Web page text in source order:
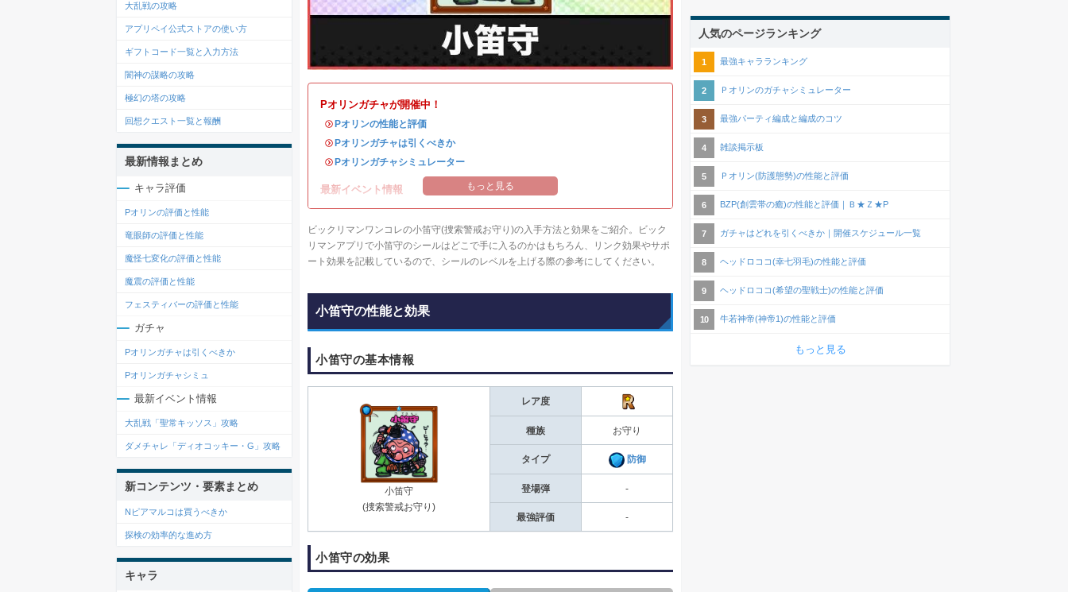
Pオリンガチャが開催中！
・Pオリンの性能と評価
・Pオリンガチャは引くべきか
・Pオリンガチャシミュレーター
最新イベント情報 もっと見る
ビックリマンワンコレの小笛守(捜索警戒お守り)の入手方法と効果をご紹介。ビック
リマンアプリで小笛守のシールはどこで手に入るのかはもちろん、リンク効果やサポ
ート効果を記載しているので、シールのレベルを上げる際の参考にしてください。
小笛守の性能と効果
小笛守の基本情報
小笛守
(捜索警戒お守り)
レア度
種族 お守り
タイプ 防御
登場弾 -
最強評価 -
小笛守の効果
大乱戦の攻略
アプリペイ公式ストアの使い方
ギフトコード一覧と入力方法
闇神の謀略の攻略
極幻の塔の攻略
回想クエスト一覧と報酬
最新情報まとめ
キャラ評価
Pオリンの評価と性能
竜眼師の評価と性能
魔怪七変化の評価と性能
魔震の評価と性能
フェスティバーの評価と性能
ガチャ
Pオリンガチャは引くべきか
Pオリンガチャシミュ
最新イベント情報
大乱戦「聖常キッソス」攻略
ダメチャレ「ディオコッキー・G」攻略
新コンテンツ・要素まとめ
Nピアマルコは買うべきか
探検の効率的な進め方
キャラ
人気のページランキング
最強キャラランキング
Ｐオリンのガチャシミュレーター
最強パーティ編成と編成のコツ
雑談掲示板
Ｐオリン(防護態勢)の性能と評価
BZP(創雲帯の癒)の性能と評価｜Ｂ★Ｚ★P
ガチャはどれを引くべきか｜開催スケジュール一覧
ヘッドロココ(幸七羽毛)の性能と評価
ヘッドロココ(希望の聖戦士)の性能と評価
牛若神帝(神帝1)の性能と評価
もっと見る